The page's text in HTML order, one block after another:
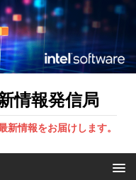
情報発信局
情報をお届けします。